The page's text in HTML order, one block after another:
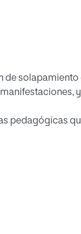
de
pedagógicas
Ave María,
ideas siguen